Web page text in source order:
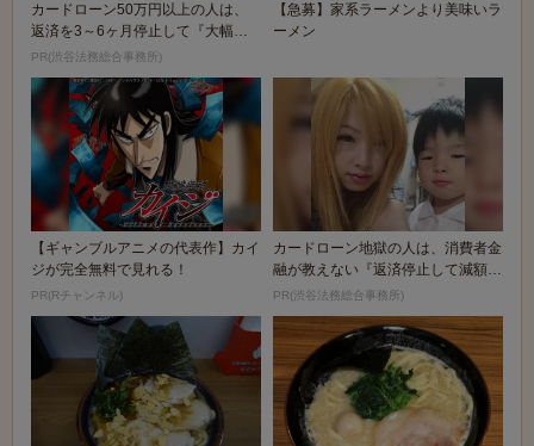
カードローン50万円以上の人は、
返済を3～6ヶ月停止して『大幅に
減額してから返済...
PR(渋谷法務総合事務所)
【急募】家系ラーメンより美味いラ
ーメン
【ギャンブルアニメの代表作】カイ
ジが完全無料で見れる！
PR(Rチャンネル)
カードローン地獄の人は、消費者金
融が教えない『返済停止して減額・
免除する方法』で...
PR(渋谷法務総合事務所)